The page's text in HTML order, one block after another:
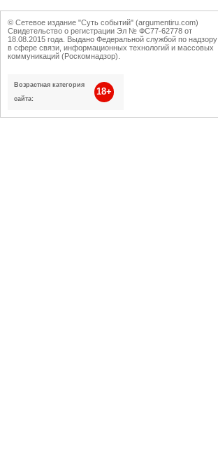
© Сетевое издание "Суть событий" (argumentiru.com)
Свидетельство о регистрации Эл № ФС77-62778 от
18.08.2015 года. Выдано Федеральной службой по надзору
в сфере связи, информационных технологий и массовых
коммуникаций (Роскомнадзор).
Возрастная категория
сайта:
18+